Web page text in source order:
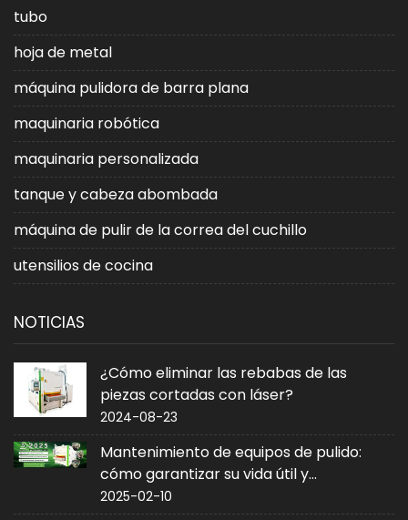
tubo
hoja de metal
máquina pulidora de barra plana
maquinaria robótica
maquinaria personalizada
tanque y cabeza abombada
máquina de pulir de la correa del cuchillo
utensilios de cocina
NOTICIAS
¿Cómo eliminar las rebabas de las
piezas cortadas con láser?
2024-08-23
Mantenimiento de equipos de pulido:
cómo garantizar su vida útil y
rendimiento
2025-02-10